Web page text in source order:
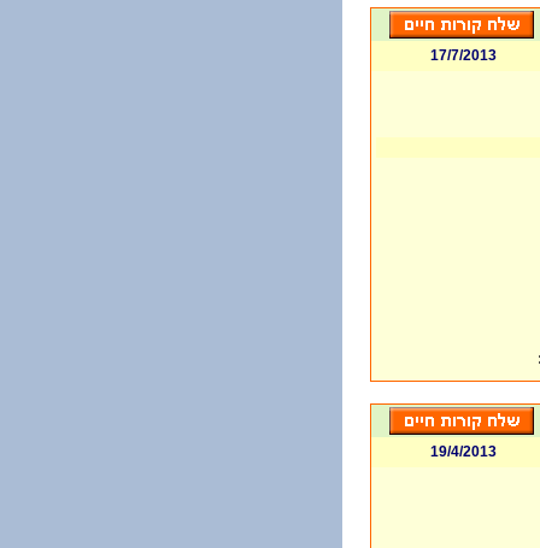
17/7/2013
:
19/4/2013